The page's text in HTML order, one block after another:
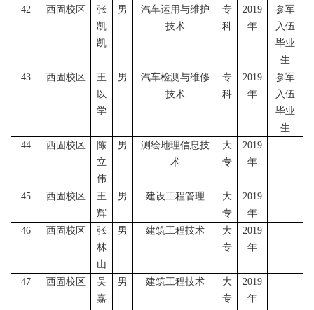
42 西固校区
张
凯
凯
男
汽车运用与维护
技术
专
科
2019
年
参军
入伍
毕业
生
43
西固校区
王
以
学
男
汽车检测与维修
技术
专
科
2019
年
参军
入伍
毕业
生
44
西固校区
陈
立
伟
男
测绘地理信息技
术
大
专
2019
年
45 西固校区
王
辉
男 建设工程管理
大
专
2019
年
46
西固校区
张
林
山
男 建筑工程技术
大
专
2019
年
47 西固校区
吴
嘉
男 建筑工程技术
大
专
2019
年